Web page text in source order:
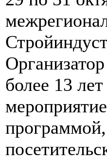
более 13